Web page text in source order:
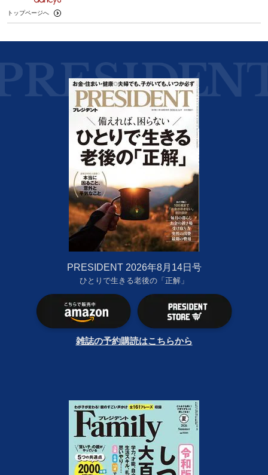
トップページへ
PRESIDENT 2026年8月14日号
ひとりで生きる老後の「正解」
雑誌の予約購読はこちらから